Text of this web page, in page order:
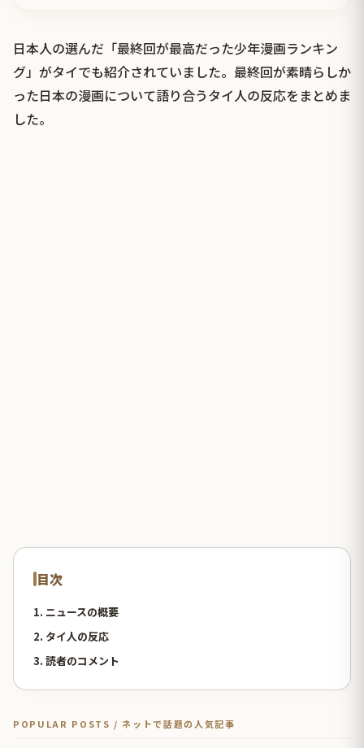
日本人の選んだ「最終回が最高だった少年漫画ランキン
グ」がタイでも紹介されていました。最終回が素晴らしか
った日本の漫画について語り合うタイ人の反応をまとめま
した。
目次
1. ニュースの概要
2. タイ人の反応
3. 読者のコメント
POPULAR POSTS / ネットで話題の人気記事